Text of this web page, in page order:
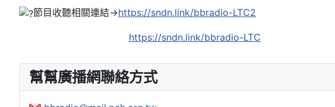
節目收聽相關連結→https://sndn.link/bbradio-LTC2
https://sndn.link/bbradio-LTC
幫幫廣播網聯絡方式